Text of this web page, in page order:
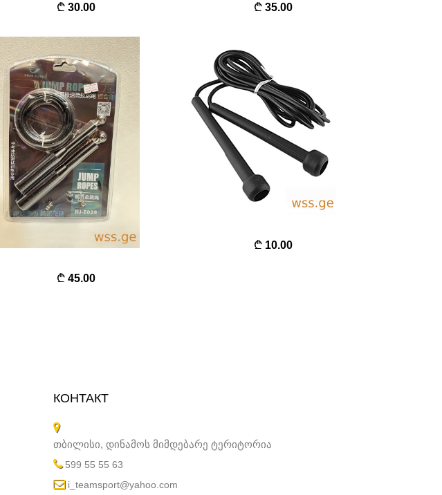
30.00 35.00
45.00
10.00
КОНТАКТ
თბილისი, დინამოს მიმდებარე ტერიტორია
599 55 55 63
i_teamsport@yahoo.com